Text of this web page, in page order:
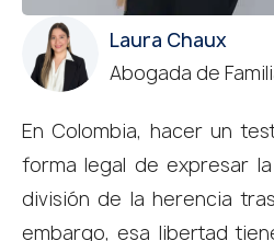
Chaux Jaramillo
5.0
powered byG oogle
Laura Chaux
Abogada de
En Colombia, hacer un
forma legal de expresar
división de la herencia
embargo, esa libertad